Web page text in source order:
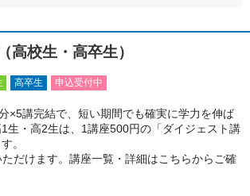
高校生・高卒生）
高卒生 申込受付中
×5講完結で、短い期間でも確実に学力を伸ば
生・高2生は、1講座500円の「ダイジェスト講
。
だけます。講座一覧・詳細はこちらからご確